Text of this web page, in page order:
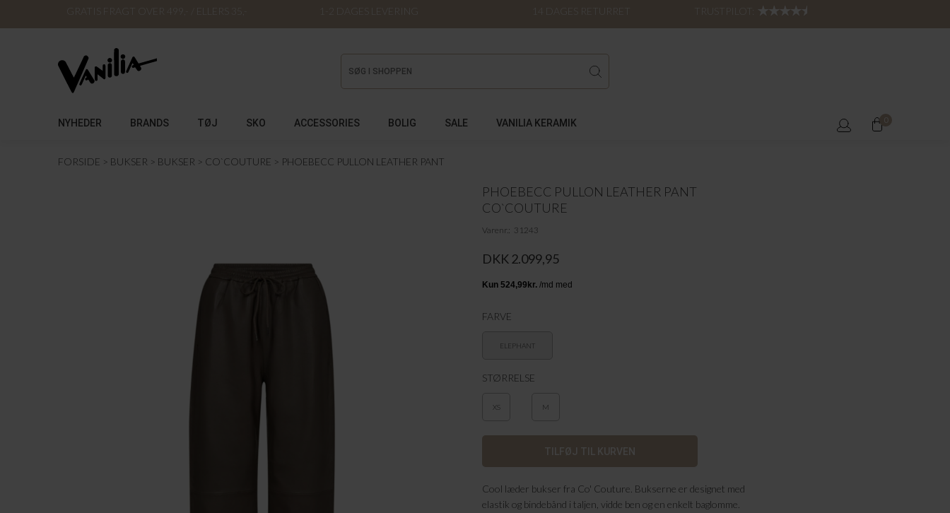
GRATIS FRAGT OVER 499,- / ELLERS 35,- 1-2 DAGES LEVERING 14 DAGES RETURRET
NYHEDER BRANDS TØJ SKO ACCESSORIES BOLIG SALE VANILIA KERAMIK 0
FORSIDE BUKSER BUKSER CO`COUTURE PHOEBECC PULLON LEATHER PANT
PHOEBECC PULLON LEATHER PANT
CO`COUTURE
Varenr. 31243
DKK 2.099,95
FARVE
ELEPHANT
STØRRELSE
XS M
Cool læder bukser fra Co' Couture. Bukserne er designet med
elastik og bindebånd i taljen, vidde ben og en enkelt baglomme.